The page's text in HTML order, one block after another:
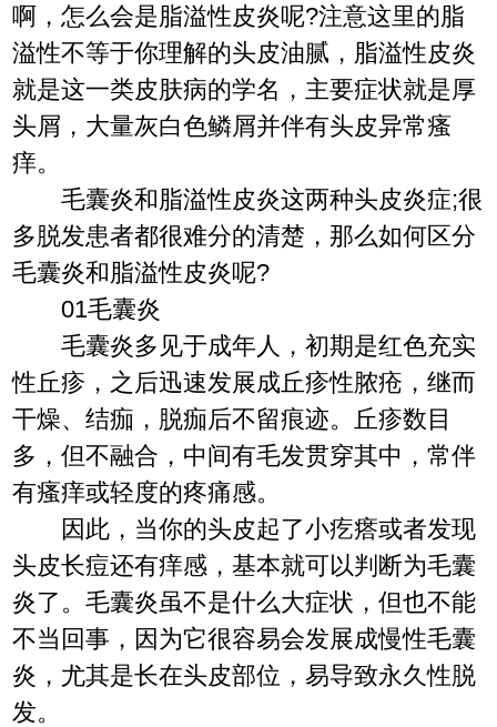
啊，怎么会是脂溢性皮炎呢?注意这里的脂
溢性不等于你理解的头皮油腻，脂溢性皮炎
就是这一类皮肤病的学名，主要症状就是厚
头屑，大量灰白色鳞屑并伴有头皮异常瘙
痒。
毛囊炎和脂溢性皮炎这两种头皮炎症;很
多脱发患者都很难分的清楚，那么如何区分
毛囊炎和脂溢性皮炎呢?
01毛囊炎
毛囊炎多见于成年人，初期是红色充实
性丘疹，之后迅速发展成丘疹性脓疮，继而
干燥、结痂，脱痂后不留痕迹。丘疹数目
多，但不融合，中间有毛发贯穿其中，常伴
有瘙痒或轻度的疼痛感。
因此，当你的头皮起了小疙瘩或者发现
头皮长痘还有痒感，基本就可以判断为毛囊
炎了。毛囊炎虽不是什么大症状，但也不能
不当回事，因为它很容易会发展成慢性毛囊
炎，尤其是长在头皮部位，易导致永久性脱
发。